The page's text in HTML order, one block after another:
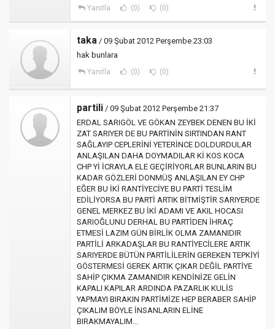
Yanıtla (0) (0)
taka / 09 Şubat 2012 Perşembe 23:03
hak bunlara
Yanıtla (0) (0)
partili / 09 Şubat 2012 Perşembe 21:37
ERDAL SARIGÖL VE GÖKAN ZEYBEK DENEN BU İKİ
ZAT SARIYER DE BU PARTİNİN SIRTINDAN RANT
SAĞLAYIP CEPLERİNİ YETERİNCE DOLDURDULAR
ANLAŞILAN DAHA DOYMADILAR Kİ KOS KOCA
CHP Yİ İCRAYLA ELE GEÇİRİYORLAR BUNLARIN BU
KADAR GÖZLERİ DONMÜŞ ANLAŞILAN EY CHP
EĞER BU İKİ RANTİYECİYE BU PARTİ TESLİM
EDİLİYORSA BU PARTİ ARTIK BİTMİŞTİR SARIYERDE
GENEL MERKEZ BU İKİ ADAMI VE AKIL HOCASI
SARIOĞLUNU DERHAL BU PARTİDEN İHRAÇ
ETMESİ LAZIM GÜN BİRLİK OLMA ZAMANIDIR
PARTİLİ ARKADAŞLAR BU RANTİYECİLERE ARTIK
SARIYERDE BÜTÜN PARTİLİLERİN GEREKEN TEPKİYİ
GÖSTERMESİ GEREK ARTIK ÇIKAR DEĞİL PARTİYE
SAHİP ÇIKMA ZAMANIDIR KENDİNİZE GELİN
KAPALI KAPILAR ARDINDA PAZARLIK KULİS
YAPMAYI BIRAKIN PARTİMİZE HEP BERABER SAHİP
ÇIKALIM BÖYLE İNSANLARIN ELİNE
BIRAKMAYALIM...